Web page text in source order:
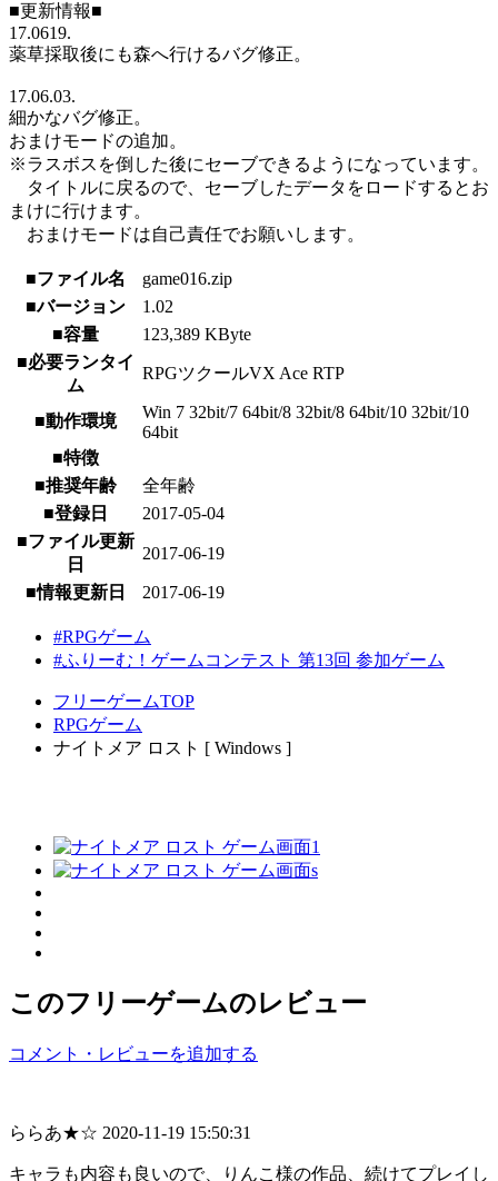
■更新情報■
17.0619.
薬草採取後にも森へ行けるバグ修正。
17.06.03.
細かなバグ修正。
おまけモードの追加。
※ラスボスを倒した後にセーブできるようになっています。
タイトルに戻るので、セーブしたデータをロードするとお
まけに行けます。
おまけモードは自己責任でお願いします。
■ファイル名
game016.zip
■バージョン
1.02
■容量
123,389 KByte
■必要ランタイ
ム
RPGツクールVX Ace RTP
■動作環境
Win 7 32bit/7 64bit/8 32bit/8 64bit/10 32bit/10
64bit
■特徴
■推奨年齢
全年齢
■登録日
2017-05-04
■ファイル更新
日
2017-06-19
■情報更新日 2017-06-19
#RPGゲーム
#ふりーむ！ゲームコンテスト 第13回 参加ゲーム
フリーゲームTOP
RPGゲーム
ナイトメア ロスト [ Windows ]
このフリーゲームのレビュー
コメント・レビューを追加する
ららあ★☆ 2020-11-19 15:50:31
キャラも内容も良いので、りんこ様の作品、続けてプレイし